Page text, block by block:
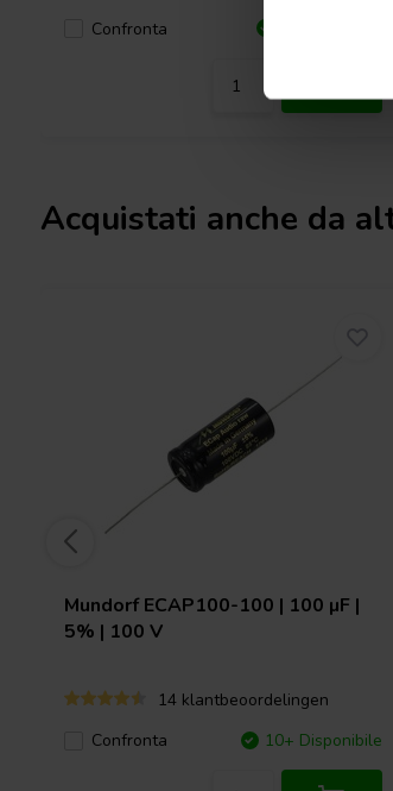
Confronta
Acquistati anche da
MundorfECAP100-100 | 100 µF |
5% | 100 V
14 klantbeoordelingen
Confronta
10+ Disponibile